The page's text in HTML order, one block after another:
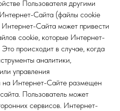
Пользователя другими
Сайта (файлы cookie
Сайта может привести
cookie, которые Интернет-
происходит в случае, когда
аналитики,
управления
на Интернет-Сайте размещен
Пользователь может
сервисов. Интернет-